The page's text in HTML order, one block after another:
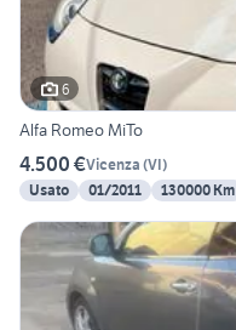
6
Alfa Romeo MiTo
4.500 €Vicenza (VI)
Usato
01/2011 130000 Km